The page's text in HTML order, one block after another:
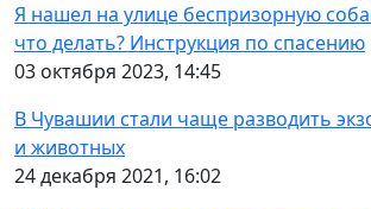
Я нашел на улице беспризорную
что делать? Инструкция по спасению
03 октября 2023, 14:45
В Чувашии стали чаще разводить
и животных
24 декабря 2021, 16:02